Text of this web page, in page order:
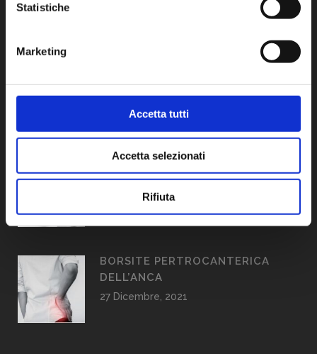
Statistiche
Marketing
Accetta tutti
Accetta selezionati
Rifiuta
Terapia del Dolore Osteo-Articolare
BORSITE PERTROCANTERICA
DELL’ANCA
27 Dicembre, 2021